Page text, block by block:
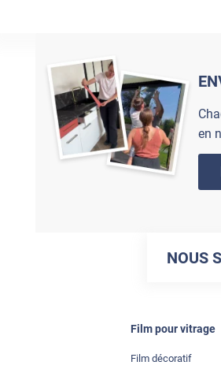
en
NOUS
Film pour vitrage
Film décoratif